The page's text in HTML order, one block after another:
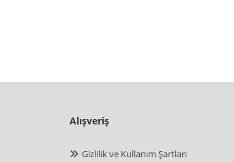
Alışveriş
Gizlilik ve Kullanım Şartları